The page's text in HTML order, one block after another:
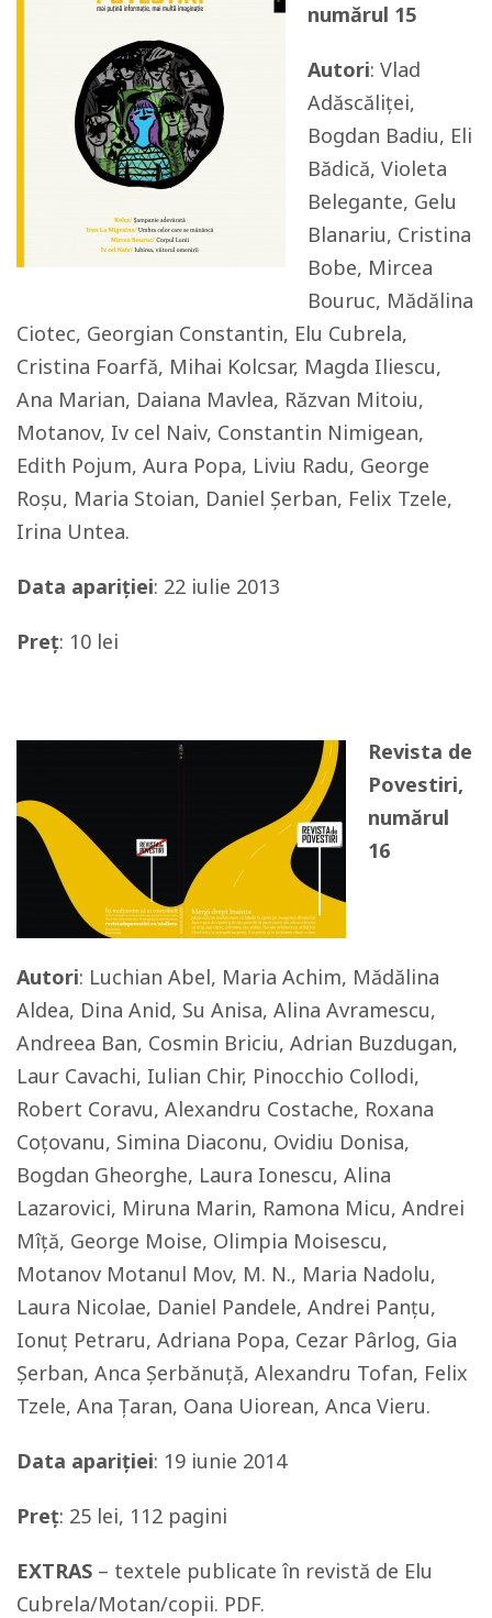
numărul 15
Autori: Vlad
Adăscăliței,
Bogdan Badiu, Eli
Bădică, Violeta
Belegante, Gelu
Blanariu, Cristina
Bobe, Mircea
Bouruc, Mădălina
Ciotec, Georgian Constantin, Elu Cubrela,
Cristina Foarfă, Mihai Kolcsar, Magda Iliescu,
Ana Marian, Daiana Mavlea, Răzvan Mitoiu,
Motanov, Iv cel Naiv, Constantin Nimigean,
Edith Pojum, Aura Popa, Liviu Radu, George
Roșu, Maria Stoian, Daniel Șerban, Felix Tzele,
Irina Untea.
Data apariției: 22 iulie 2013
Preț: 10 lei
Revista de
Povestiri,
numărul
16
Autori: Luchian Abel, Maria Achim, Mădălina
Aldea, Dina Anid, Su Anisa, Alina Avramescu,
Andreea Ban, Cosmin Briciu, Adrian Buzdugan,
Laur Cavachi, Iulian Chir, Pinocchio Collodi,
Robert Coravu, Alexandru Costache, Roxana
Coțovanu, Simina Diaconu, Ovidiu Donisa,
Bogdan Gheorghe, Laura Ionescu, Alina
Lazarovici, Miruna Marin, Ramona Micu, Andrei
Mîță, George Moise, Olimpia Moisescu,
Motanov Motanul Mov, M. N., Maria Nadolu,
Laura Nicolae, Daniel Pandele, Andrei Panțu,
Ionuț Petraru, Adriana Popa, Cezar Pârlog, Gia
Șerban, Anca Șerbănuță, Alexandru Tofan, Felix
Tzele, Ana Țaran, Oana Uiorean, Anca Vieru.
Data apariției: 19 iunie 2014
Preț: 25 lei, 112 pagini
EXTRAS – textele publicate în revistă de Elu
Cubrela/Motan/copii. PDF.